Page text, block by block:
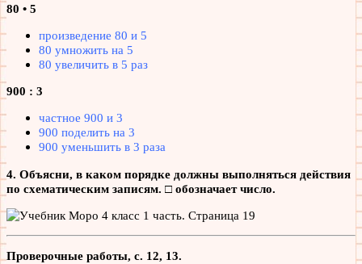
80 • 5
произведение 80 и 5
80 умножить на 5
80 увеличить в 5 раз
900 : 3
частное 900 и 3
900 поделить на 3
900 уменьшить в 3 раза
4. Объясни, в каком порядке должны выполняться действия
по схематическим записям. □ обозначает число.
Проверочные работы, с. 12, 13.